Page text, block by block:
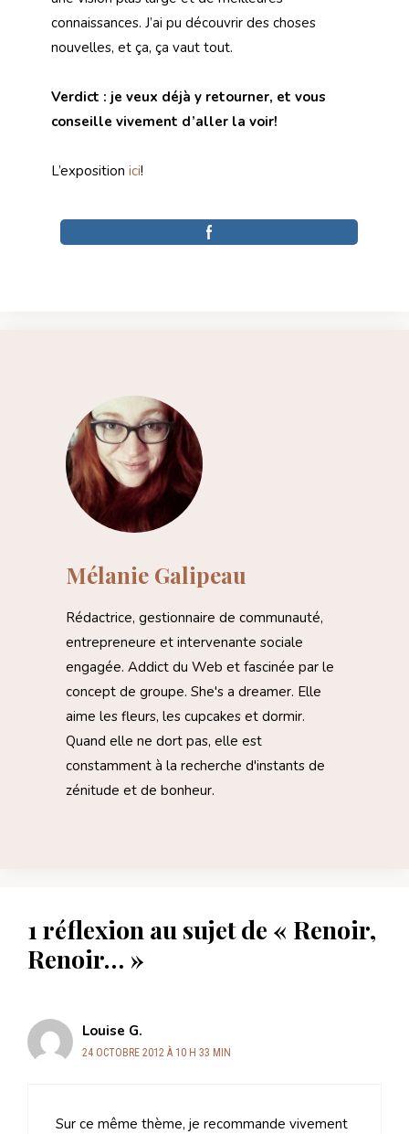
connaissances. J’ai pu découvrir des choses
nouvelles, et ça, ça vaut tout.
Verdict : je veux déjà y retourner, et vous
conseille vivement d’aller la voir!
L’exposition ici!
Mélanie Galipeau
Rédactrice, gestionnaire de communauté,
entrepreneure et intervenante sociale
engagée. Addict du Web et fascinée par le
concept de groupe. She's a dreamer. Elle
aime les fleurs, les cupcakes et dormir.
Quand elle ne dort pas, elle est
constamment à la recherche d'instants de
zénitude et de bonheur.
1 réflexion au sujet de « Renoir,
Renoir… »
Louise G.
24 OCTOBRE 2012 À 10 H 33 MIN
Sur ce même thème, je recommande vivement